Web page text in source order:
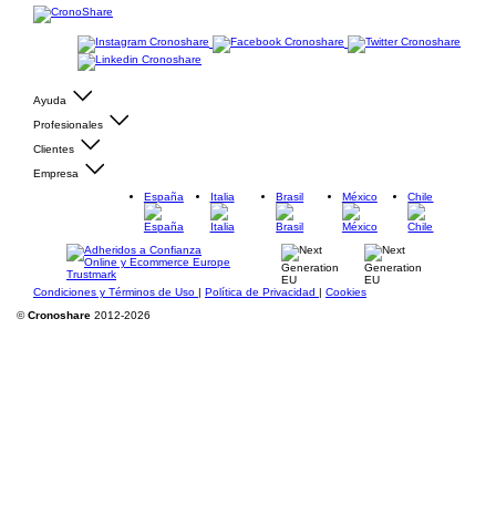
Ayuda
Profesionales
Clientes
Empresa
España
Italia Brasil México Chile
Condiciones y Términos de Uso | Política de Privacidad | Cookies
©Cronoshare 2012-2026